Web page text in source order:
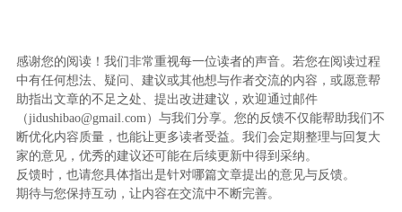
感谢您的阅读！我们非常重视每一位读者的声音。若您在阅读过程
中有任何想法、疑问、建议或其他想与作者交流的内容，或愿意帮
助指出文章的不足之处、提出改进建议，欢迎通过邮件
（jidushibao@gmail.com）与我们分享。您的反馈不仅能帮助我们不
断优化内容质量，也能让更多读者受益。我们会定期整理与回复大
家的意见，优秀的建议还可能在后续更新中得到采纳。
反馈时，也请您具体指出是针对哪篇文章提出的意见与反馈。
期待与您保持互动，让内容在交流中不断完善。